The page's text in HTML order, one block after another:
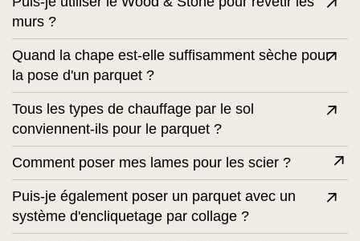
murs ?
Quand la chape est-elle suffisamment sèche pour
la pose d'un parquet ?
Tous les types de chauffage par le sol
conviennent-ils pour le parquet ?
Comment poser mes lames pour les scier ?
Puis-je également poser un parquet avec un
système d'encliquetage par collage ?